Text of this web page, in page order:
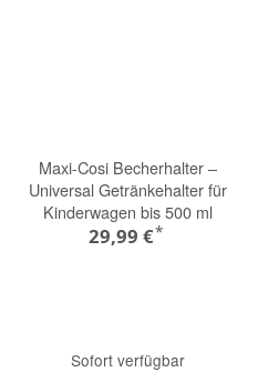
Maxi-Cosi Becherhalter –
Universal Getränkehalter für
Kinderwagen bis 500 ml
29,99 €*
Sofort verfügbar